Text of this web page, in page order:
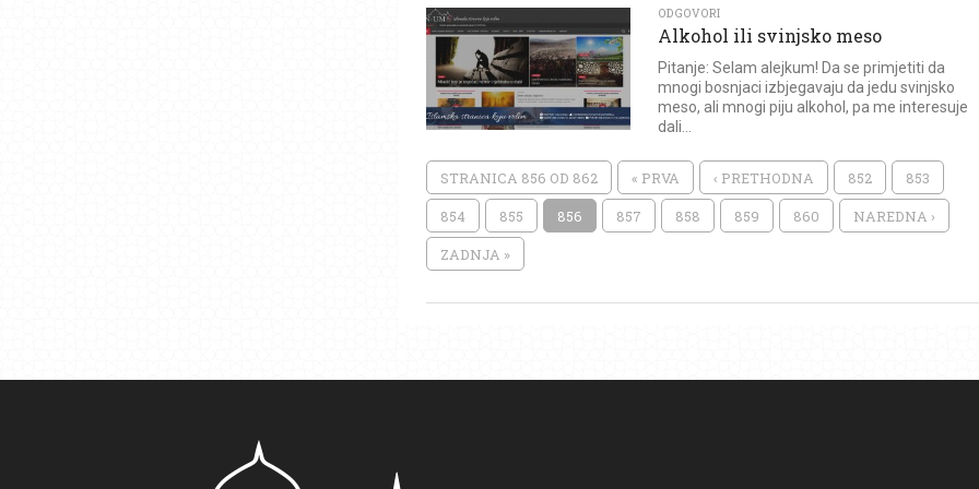
ODGOVORI
Alkohol ili svinjsko meso
Pitanje: Selam alejkum! Da se primjetiti da
mnogi bosnjaci izbjegavaju da jedu svinjsko
meso, ali mnogi piju alkohol, pa me interesuje
dali...
STRANICA 856 OD 862 « PRVA ‹ PRETHODNA 852 853
854 855 856 857 858 859 860 NAREDNA ›
ZADNJA »